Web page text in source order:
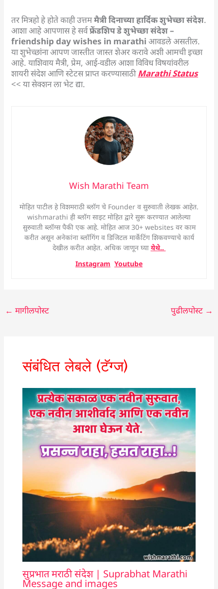
तर मित्रहो हे होते काही उत्तममैत्री दिनाच्या हार्दिक शुभेच्छा संदेश.
आशा आहे आपणास हे सर्वफ्रेंडशिप डे शुभेच्छा संदेश –
friendship day wishes in marathi आवडले असतील.
या शुभेच्छांना आपण जास्तीत जास्त शेअर करावे अशी आमची इच्छा
आहे. याशिवाय मैत्री, प्रेम, आई-वडील आशा विविध विषयांवरील
शायरी संदेश आणि स्टेटस प्राप्त करण्यासाठीMarathi Status
<< या सेक्शन ला भेट द्या.
Wish Marathi Team
मोहित पाटील हे विशमराठी ब्लॉग चे Founder व सुरुवाती लेखक आहेत.
wishmarathi ही ब्लॉग साइट मोहित द्वारे सुरू करण्यात आलेल्या
सुरुवाती ब्लॉग्स पैकी एक आहे. मोहित आज 30+ websites वर काम
करीत असून अनेकांना ब्लॉगिंग व डिजिटल मार्केटिंग शिकवण्याचे कार्य
देखील करीत आहेत. अधिक जाणून घ्या येथे..
Instagram Youtube
← मागीलपोस्ट पुढीलपोस्ट →
संबंधित लेबले (टॅग्ज)
सुप्रभात मराठी संदेश | Suprabhat Marathi
Message and images